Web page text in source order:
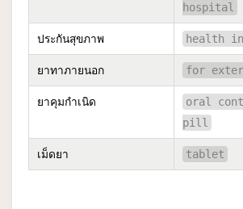
hospital
ประกันสุขภาพ health
ยาทาภายนอก for
ยาคุมกำเนิด
oral
pill
เม็ดยา tablet